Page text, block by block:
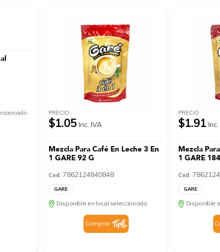
PRECIO
$1.05 Inc. IVA
Mezcla Para Café En Leche 3 En
1 GARE 92 G
Cod: 7862124840848
GARE
Disponible en local seleccionado
Comprar
PRECIO
$1.91
Mezcla
1 GARE
Cod:
GARE
Disponible